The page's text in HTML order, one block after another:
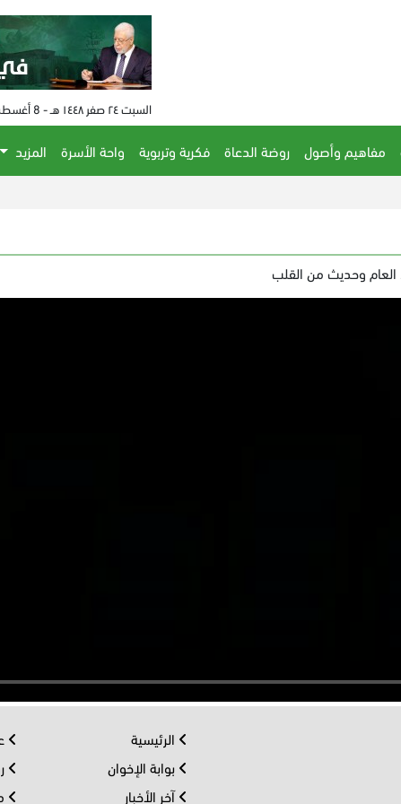
السبت ٢٤ صفر ١٤٤٨ هـ - 8 أغسطس 2026 م - الساعة 11:15 م
مفاهيم وأصول روضة الدعاة فكرية وتربوية واحة الأسرة
المزيد
العام وحديث من القلب
الرئيسية
بوابة الإخوان
آخر الأخبار